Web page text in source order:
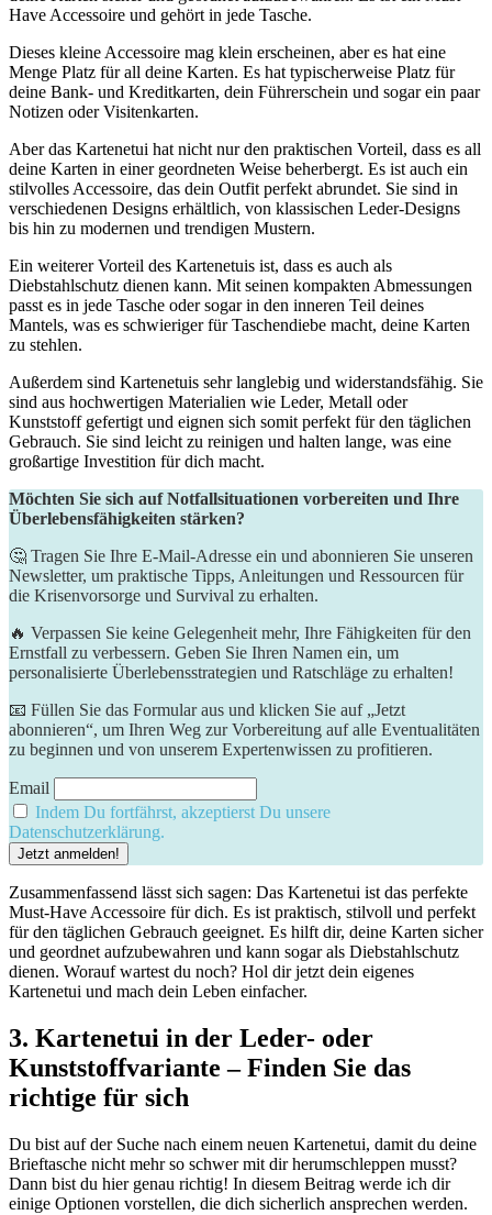
Have Accessoire und gehört in jede Tasche.
Dieses kleine Accessoire mag klein erscheinen, aber es hat eine
Menge Platz für all deine Karten. Es hat typischerweise Platz für
deine Bank- und Kreditkarten, dein Führerschein und sogar ein paar
Notizen oder Visitenkarten.
Aber das Kartenetui hat nicht nur den praktischen Vorteil, dass es all
deine Karten in einer geordneten Weise beherbergt. Es ist auch ein
stilvolles Accessoire, das dein Outfit perfekt abrundet. Sie sind in
verschiedenen Designs erhältlich, von klassischen Leder-Designs
bis hin zu modernen und trendigen Mustern.
Ein weiterer Vorteil des Kartenetuis ist, dass es auch als
Diebstahlschutz dienen kann. Mit seinen kompakten Abmessungen
passt es in jede Tasche oder sogar in den inneren Teil deines
Mantels, was es schwieriger für Taschendiebe macht, deine Karten
zu stehlen.
Außerdem sind Kartenetuis sehr langlebig und widerstandsfähig. Sie
sind aus hochwertigen Materialien wie Leder, Metall oder
Kunststoff gefertigt und eignen sich somit perfekt für den täglichen
Gebrauch. Sie sind leicht zu reinigen und halten lange, was eine
großartige Investition für dich macht.
Möchten Sie sich auf Notfallsituationen vorbereiten und Ihre
Überlebensfähigkeiten stärken?
🤔 Tragen Sie Ihre E-Mail-Adresse ein und abonnieren Sie unseren
Newsletter, um praktische Tipps, Anleitungen und Ressourcen für
die Krisenvorsorge und Survival zu erhalten.
🔥 Verpassen Sie keine Gelegenheit mehr, Ihre Fähigkeiten für den
Ernstfall zu verbessern. Geben Sie Ihren Namen ein, um
personalisierte Überlebensstrategien und Ratschläge zu erhalten!
📧 Füllen Sie das Formular aus und klicken Sie auf „Jetzt
abonnieren“, um Ihren Weg zur Vorbereitung auf alle Eventualitäten
zu beginnen und von unserem Expertenwissen zu profitieren.
Email
Indem Du fortfährst, akzeptierst Du unsere
Datenschutzerklärung.
Zusammenfassend lässt sich sagen: Das Kartenetui ist das perfekte
Must-Have Accessoire für dich. Es ist praktisch, stilvoll und perfekt
für den täglichen Gebrauch geeignet. Es hilft dir, deine Karten sicher
und geordnet aufzubewahren und kann sogar als Diebstahlschutz
dienen. Worauf wartest du noch? Hol dir jetzt dein eigenes
Kartenetui und mach dein Leben einfacher.
3. Kartenetui in der Leder- oder
Kunststoffvariante – Finden Sie das
richtige für sich
Du bist auf der Suche nach einem neuen Kartenetui, damit du deine
Brieftasche nicht mehr so schwer mit dir herumschleppen musst?
Dann bist du hier genau richtig! In diesem Beitrag werde ich dir
einige Optionen vorstellen, die dich sicherlich ansprechen werden.